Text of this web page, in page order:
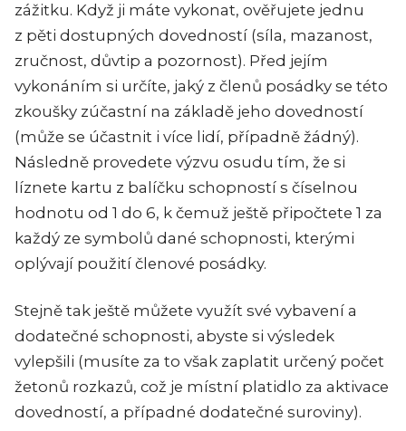
zážitku. Když ji máte vykonat, ověřujete jednu
z pěti dostupných dovedností (síla, mazanost,
zručnost, důvtip a pozornost). Před jejím
vykonáním si určíte, jaký z členů posádky se této
zkoušky zúčastní na základě jeho dovedností
(může se účastnit i více lidí, případně žádný).
Následně provedete výzvu osudu tím, že si
líznete kartu z balíčku schopností s číselnou
hodnotu od 1 do 6, k čemuž ještě připočtete 1 za
každý ze symbolů dané schopnosti, kterými
oplývají použití členové posádky.
Stejně tak ještě můžete využít své vybavení a
dodatečné schopnosti, abyste si výsledek
vylepšili (musíte za to však zaplatit určený počet
žetonů rozkazů, což je místní platidlo za aktivace
dovedností, a případné dodatečné suroviny).